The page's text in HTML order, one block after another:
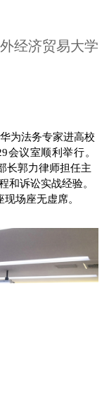
经济贸易大学
华为法务专家进高校
会议室顺利举行。
长郭力律师担任主
和诉讼实战经验。
场座无虚席。